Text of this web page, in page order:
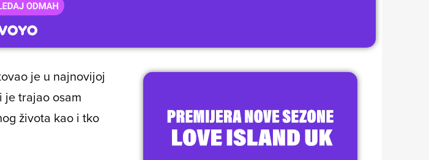
je u najnovijoj
je trajao osam
života kao i tko